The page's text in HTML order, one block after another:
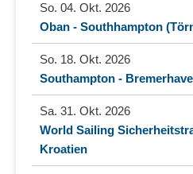
So. 04. Okt. 2026
Oban - Southhampton
So. 18. Okt. 2026
Southampton -
Sa. 31. Okt. 2026
World Sailing
Kroatien